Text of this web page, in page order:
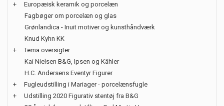
+
Europæisk keramik og porcelæn
Fagbøger om porcelæn og glas
Grønlandica - Inuit motiver og kunsthåndværk
Knud Kyhn KK
+
Tema oversigter
Kai Nielsen B&G, Ipsen og Kähler
H.C. Andersens Eventyr Figurer
+
Fugleudstilling i Mariager - porcelænsfugle
+
Udstilling 2020 Figurativ stentøj fra B&G